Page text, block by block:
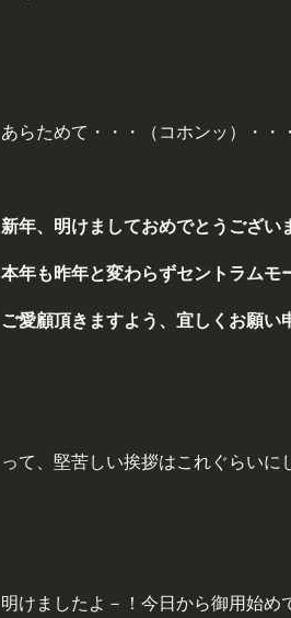
あらためて・・・（コホンッ）・・・
新年、明けましておめでとうござい
本年も昨年と変わらずセントラムモ
ご愛顧頂きますよう、 宜しくお願い
って、堅苦しい挨拶はこれぐらいに
明けましたよ－！今日から御用始め